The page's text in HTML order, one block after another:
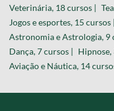
Veterinária, 18 cursos |
Jogos e esportes, 15 cursos |
Astronomia e Astrologia, 9
Dança, 7 cursos |
Hipnose,
Aviação e Náutica, 14